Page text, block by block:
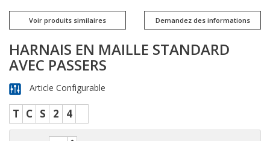
Voir produits similaires Demandez des informations
HARNAIS EN MAILLE STANDARD
AVEC PASSERS
Article Configurable
T C S 2 4